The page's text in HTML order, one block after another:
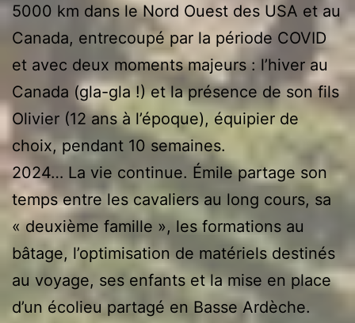
5000 km dans le Nord Ouest des USA et au
Canada, entrecoupé par la période COVID
et avec deux moments majeurs : l’hiver au
Canada (gla-gla !) et la présence de son fils
Olivier (12 ans à l’époque), équipier de
choix, pendant 10 semaines.
2024… La vie continue. Émile partage son
temps entre les cavaliers au long cours, sa
« deuxième famille », les formations au
bâtage, l’optimisation de matériels destinés
au voyage, ses enfants et la mise en place
d’un écolieu partagé en Basse Ardèche.